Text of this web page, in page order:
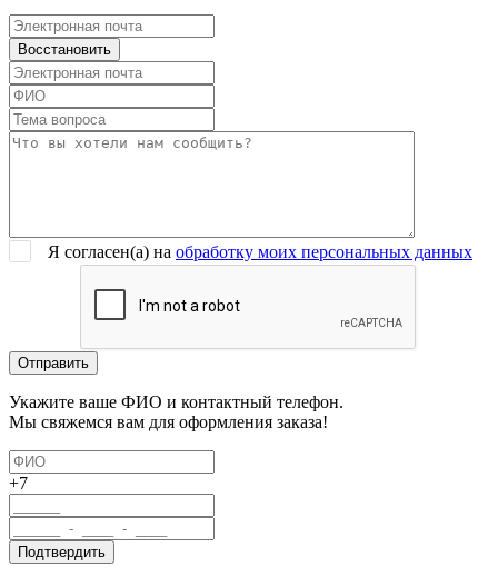
Я согласен(a) на обработку моих персональных данных
Укажите ваше ФИО и контактный телефон.
Мы свяжемся вам для оформления заказа!
+7